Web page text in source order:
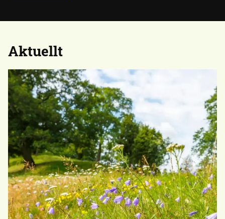
Aktuellt